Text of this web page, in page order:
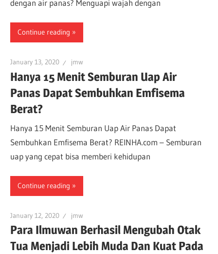
dengan air panas? Menguapi wajah dengan
Continue reading
January 13, 2020 jmw
Hanya 15 Menit Semburan Uap Air
Panas Dapat Sembuhkan Emfisema
Berat?
Hanya 15 Menit Semburan Uap Air Panas Dapat
Sembuhkan Emfisema Berat? REINHA.com – Semburan
uap yang cepat bisa memberi kehidupan
Continue reading
January 12, 2020 jmw
Para Ilmuwan Berhasil Mengubah Otak
Tua Menjadi Lebih Muda Dan Kuat Pada